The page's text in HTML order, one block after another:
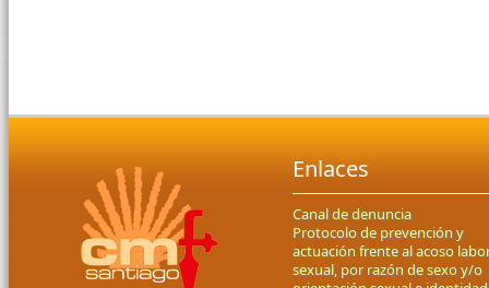
Enlaces
Canal de denuncia
Protocolo de prevención y
actuación frente al acoso
sexual, por razón de sexo y/o